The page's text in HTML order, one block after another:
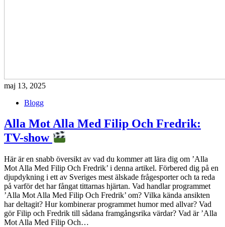
maj 13, 2025
Blogg
Alla Mot Alla Med Filip Och Fredrik:
TV-show
Här är en snabb översikt av vad du kommer att lära dig om ’Alla
Mot Alla Med Filip Och Fredrik’ i denna artikel. Förbered dig på en
djupdykning i ett av Sveriges mest älskade frågesporter och ta reda
på varför det har fångat tittarnas hjärtan. Vad handlar programmet
’Alla Mot Alla Med Filip Och Fredrik’ om? Vilka kända ansikten
har deltagit? Hur kombinerar programmet humor med allvar? Vad
gör Filip och Fredrik till sådana framgångsrika värdar? Vad är ’Alla
Mot Alla Med Filip Och…